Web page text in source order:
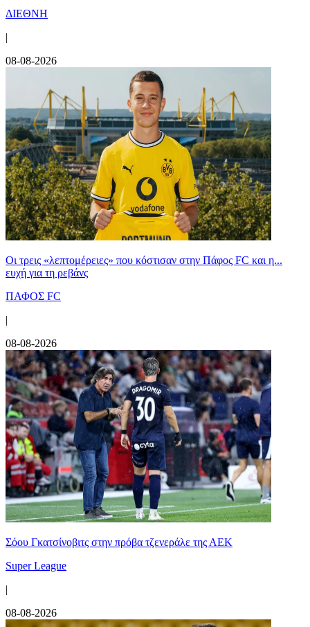
ΔΙΕΘΝΗ
|
08-08-2026
Οι τρεις «λεπτομέρειες» που κόστισαν στην Πάφος FC και η...
ευχή για τη ρεβάνς
ΠΑΦΟΣ FC
|
08-08-2026
Σόου Γκατσίνοβιτς στην πρόβα τζενεράλε της ΑΕΚ
Super League
|
08-08-2026